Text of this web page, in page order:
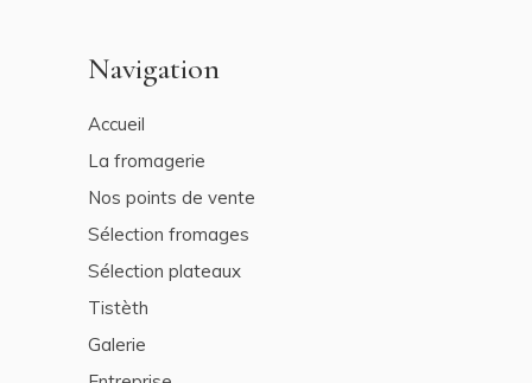
Navigation
Accueil
La fromagerie
Nos points de vente
Sélection fromages
Sélection plateaux
Tistèth
Galerie